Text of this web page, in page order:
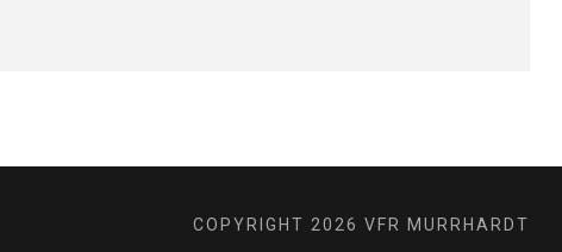
COPYRIGHT 2026 VFR MURRHARDT